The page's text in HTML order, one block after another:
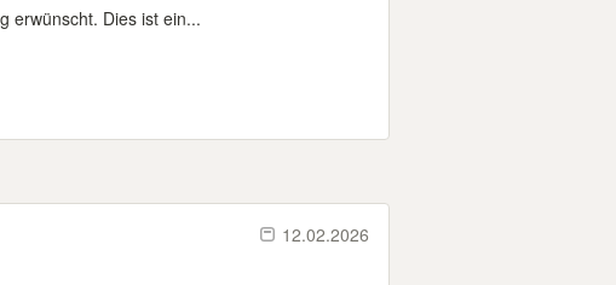
erwünscht. Dies ist ein...
12.02.2026